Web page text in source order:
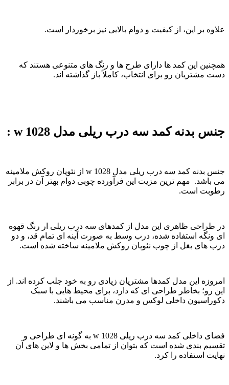
علاوه بر این، از کیفیت و دوام بالایی نیز برخوردار است.
همچنین این کمد ها دارای طرح ها و رنگ های متنوعی هستند که
دست مشتریان رو برای انتخاب، کاملاً باز گذاشته اند.
جنس بدنه کمد سه درب ریلی مدل
جنس بدنه کمد سه درب ریلی مدل w 1028 از نئوپان روکش ملامینه
می باشد. مهم ترین مزیت این فرآورده چوبی دوام بهتر آن در برابر
رطوبت است.
در طراحی ظاهری این مدل از کمدهای سه درب ریلی ار رنگ قهوه
ای ونگه استفاده شده، درب وسط به صورت آینه ای تمام قد، و دو
درب های بغل از چوب نئوپان روکش ملامینه ساخته شده است.
امروزه این مدل کمدها مشتریان زیادی رو به خود جلب کرده اند. از
این رو؛ بخاطر طراحی ای که دارد، برای محیط هایی با سبک
دکوراسیون داخلی لوکس و مدرن مناسب می باشند.
فضای داخلی کمد سه درب ریلی w 1028 به گونه ای طراحی و
تقسیم بندی شده است که بتوان از تمامی بخش ها و لاین های آن
نهایت استفاده را کرد.